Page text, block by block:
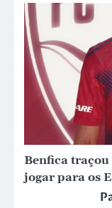
Benfica traçou
jogar para os